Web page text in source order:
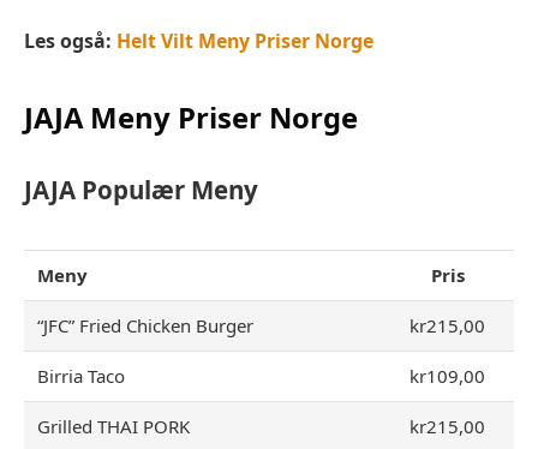
Les også: Helt Vilt Meny Priser Norge
JAJA Meny Priser Norge
JAJA Populær Meny
Meny Pris
“JFC” Fried Chicken Burger kr215,00
Birria Taco kr109,00
Grilled THAI PORK kr215,00